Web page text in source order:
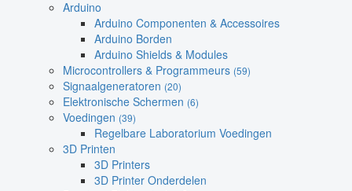
Arduino
Arduino Componenten & Accessoires
Arduino Borden
Arduino Shields & Modules
Microcontrollers & Programmeurs (59)
Signaalgeneratoren (20)
Elektronische Schermen (6)
Voedingen (39)
Regelbare Laboratorium Voedingen
3D Printen
3D Printers
3D Printer Onderdelen